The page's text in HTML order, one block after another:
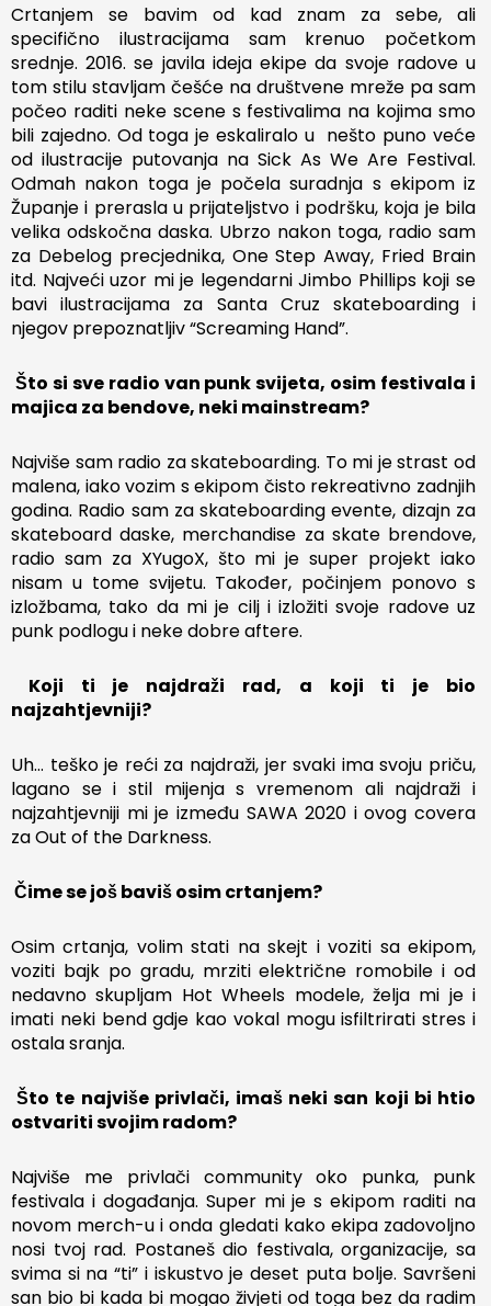
Crtanjem se bavim od kad znam za sebe, ali
specifično ilustracijama sam krenuo početkom
srednje. 2016. se javila ideja ekipe da svoje radove u
tom stilu stavljam češće na društvene mreže pa sam
počeo raditi neke scene s festivalima na kojima smo
bili zajedno. Od toga je eskaliralo u nešto puno veće
od ilustracije putovanja na Sick As We Are Festival.
Odmah nakon toga je počela suradnja s ekipom iz
Županje i prerasla u prijateljstvo i podršku, koja je bila
velika odskočna daska. Ubrzo nakon toga, radio sam
za Debelog precjednika, One Step Away, Fried Brain
itd. Najveći uzor mi je legendarni Jimbo Phillips koji se
bavi ilustracijama za Santa Cruz skateboarding i
njegov prepoznatljiv “Screaming Hand”.
Što si sve radio van punk svijeta, osim festivala i
majica za bendove, neki mainstream?
Najviše sam radio za skateboarding. To mi je strast od
malena, iako vozim s ekipom čisto rekreativno zadnjih
godina. Radio sam za skateboarding evente, dizajn za
skateboard daske, merchandise za skate brendove,
radio sam za XYugoX, što mi je super projekt iako
nisam u tome svijetu. Također, počinjem ponovo s
izložbama, tako da mi je cilj i izložiti svoje radove uz
punk podlogu i neke dobre aftere.
Koji ti je najdraži rad, a koji ti je bio
najzahtjevniji?
Uh… teško je reći za najdraži, jer svaki ima svoju priču,
lagano se i stil mijenja s vremenom ali najdraži i
najzahtjevniji mi je između SAWA 2020 i ovog covera
za Out of the Darkness.
Čime se još baviš osim crtanjem?
Osim crtanja, volim stati na skejt i voziti sa ekipom,
voziti bajk po gradu, mrziti električne romobile i od
nedavno skupljam Hot Wheels modele, želja mi je i
imati neki bend gdje kao vokal mogu isfiltrirati stres i
ostala sranja.
Što te najviše privlači, imaš neki san koji bi htio
ostvariti svojim radom?
Najviše me privlači community oko punka, punk
festivala i događanja. Super mi je s ekipom raditi na
novom merch-u i onda gledati kako ekipa zadovoljno
nosi tvoj rad. Postaneš dio festivala, organizacije, sa
svima si na “ti” i iskustvo je deset puta bolje. Savršeni
san bio bi kada bi mogao živjeti od toga bez da radim